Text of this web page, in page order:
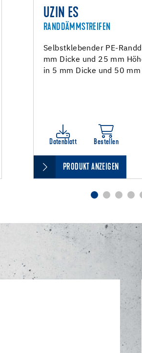
UZIN ES
RANDDÄMMSTREIFEN
Selbstklebender PE-
mm Dicke und 25 mm
in 5 mm Dicke und 50 mm
Datenblatt Bestellen
PRODUKT ANZEIGEN